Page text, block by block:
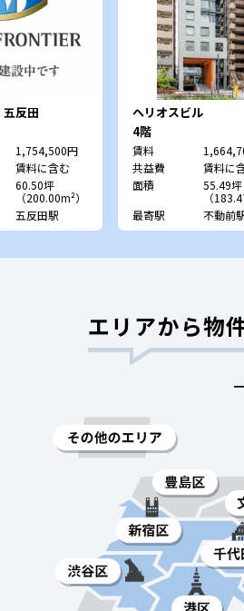
反田
1,754,500円
賃料に含む
60.50坪
（200.00m²）
五反田駅
ヘリオスビル
4階
賃料
共益費
賃料に
面積
55.49坪
（
最寄駅
不動前
エリアから物